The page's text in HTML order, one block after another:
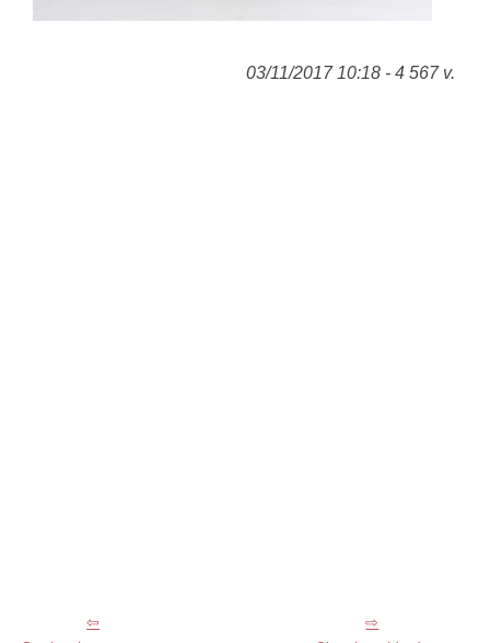
03/11/2017 10:18 - 4 567 v.